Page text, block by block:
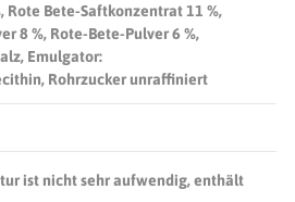
Rote Bete-Saftkonzentrat 11 %,
8 %, Rote-Bete-Pulver 6 %,
Emulgator:
Rohrzucker unraffiniert
ist nicht sehr aufwendig, enthält